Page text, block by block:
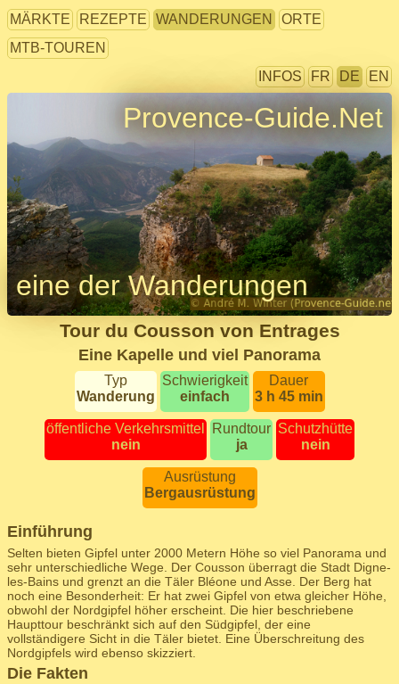
MÄRKTE REZEPTE WANDERUNGEN
ORTE
MTB-TOUREN
INFOS
FR DE EN
Provence-Guide.Net
eine der Wanderungen
Tour du Cousson von Entrages
Eine Kapelle und viel Panorama
Typ
Wanderung
Schwierigkeit
einfach
Dauer
3 h 45 min
öffentliche Verkehrsmittel
nein
Rundtour
ja
Schutzhütte
nein
Ausrüstung
Bergausrüstung
Einführung
Selten bieten Gipfel unter 2000 Metern Höhe so viel Panorama und
sehr unterschiedliche Wege. Der Cousson überragt die Stadt Digne-
les-Bains und grenzt an die Täler Bléone und Asse. Der Berg hat
noch eine Besonderheit: Er hat zwei Gipfel von etwa gleicher Höhe,
obwohl der Nordgipfel höher erscheint. Die hier beschriebene
Haupttour beschränkt sich auf den Südgipfel, der eine
vollständigere Sicht in die Täler bietet. Eine Überschreitung des
Nordgipfels wird ebenso skizziert.
Die Fakten